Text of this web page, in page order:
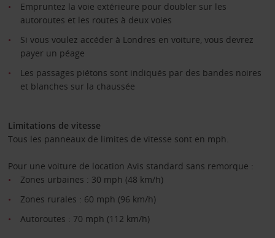
Empruntez la voie extérieure pour doubler sur les
autoroutes et les routes à deux voies
Si vous voulez accéder à Londres en voiture, vous devrez
payer un péage
Les passages piétons sont indiqués par des bandes noires
et blanches sur la chaussée
Limitations de vitesse
Tous les panneaux de limites de vitesse sont en mph.
Pour une voiture de location Avis standard sans remorque :
Zones urbaines : 30 mph (48 km/h)
Zones rurales : 60 mph (96 km/h)
Autoroutes : 70 mph (112 km/h)